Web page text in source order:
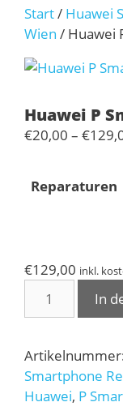
Start/ Huawei
Wien / Huawei
Huawei P
€20,00 – €
Reparaturen
€129,00 inkl.
Pro
Reparatur
Menge
In
Smartphone
Huawei, P